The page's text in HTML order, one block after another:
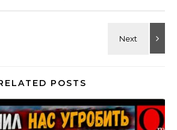
POSTS